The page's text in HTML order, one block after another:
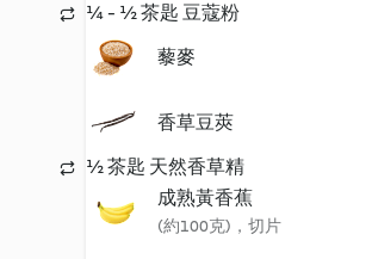
¼ - ½ 茶匙 豆蔻粉
藜麥
香草豆莢
½ 茶匙 天然香草精
成熟黃香蕉
(約100克)，切片